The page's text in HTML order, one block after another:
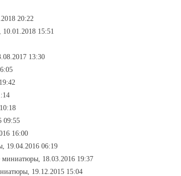
20:22
10.01.2018 15:51
13:30
09:55
16:00
19.04.2016 06:19
миниатюры, 18.03.2016 19:37
19.12.2015 15:04